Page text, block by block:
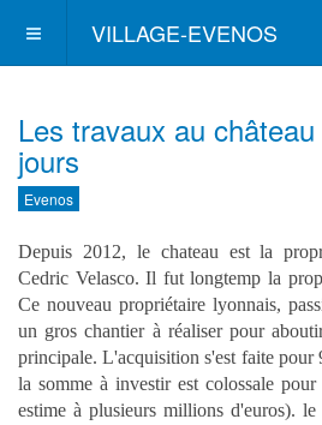
VILLAGE-EVENOS
Les travaux au
jours
Evenos
Depuis 2012, le chateau est la
Cedric Velasco. Il fut longtemp la
Ce nouveau propriétaire lyonnais,
un gros chantier à réaliser pour
principale. L'acquisition s'est faite pour
la somme à investir est colossale
estime à plusieurs millions d'euros).